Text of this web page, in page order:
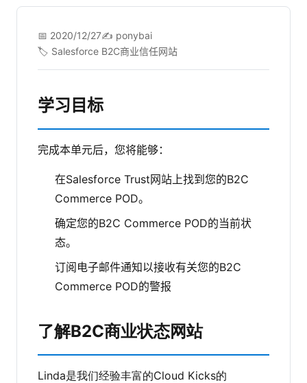
📅 2020/12/27✍️ ponybai
🏷️ Salesforce B2C商业信任网站
学习目标
完成本单元后，您将能够：
在Salesforce Trust网站上找到您的B2C
Commerce POD。
确定您的B2C Commerce POD的当前状
态。
订阅电子邮件通知以接收有关您的B2C
Commerce POD的警报
了解B2C商业状态网站
Linda是我们经验丰富的Cloud Kicks的